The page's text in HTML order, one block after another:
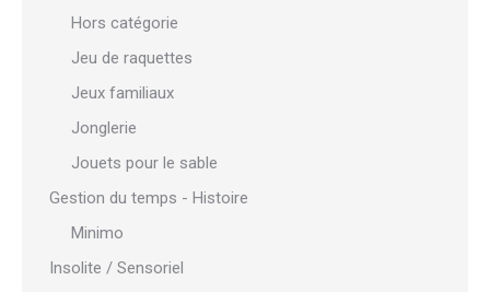
Hors catégorie
Jeu de raquettes
Jeux familiaux
Jonglerie
Jouets pour le sable
Gestion du temps - Histoire
Minimo
Insolite / Sensoriel